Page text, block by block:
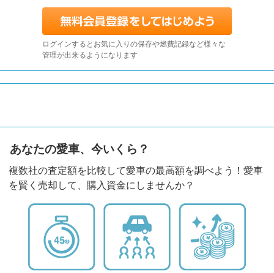
ログインするとお気に入りの保存や燃費記録など様々な
管理が出来るようになります
あなたの愛車、今いくら？
複数社の査定額を比較して愛車の最高額を調べよう！愛車
を賢く売却して、購入資金にしませんか？